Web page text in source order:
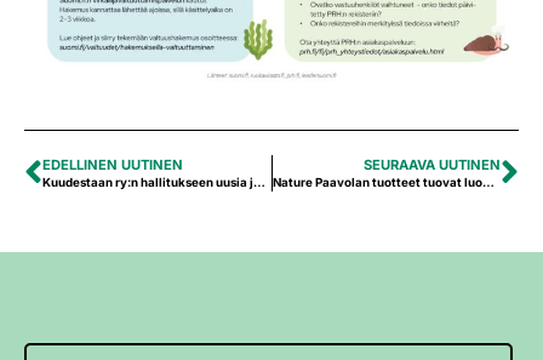
EDELLINEN UUTINEN
Kuudestaan ry:n hallitukseen uusia jäseniä
SEURAAVA UUTINEN
Nature Paavolan tuotteet tuovat luonnonantimet ruokapöytään